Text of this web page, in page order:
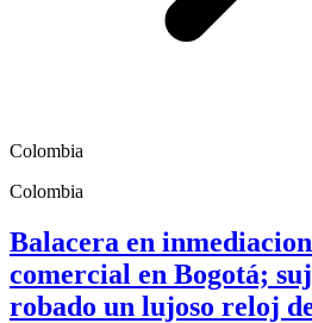
Colombia
Colombia
Balacera en
comercial en Bogotá;
robado un lujoso reloj